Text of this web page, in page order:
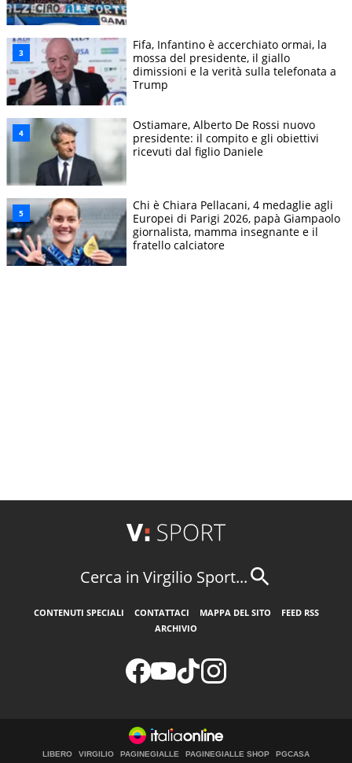
Fifa, Infantino è accerchiato ormai, la
mossa del presidente, il giallo
dimissioni e la verità sulla telefonata a
Trump
Ostiamare, Alberto De Rossi nuovo
presidente: il compito e gli obiettivi
ricevuti dal figlio Daniele
Chi è Chiara Pellacani, 4 medaglie agli
Europei di Parigi 2026, papà Giampaolo
giornalista, mamma insegnante e il
fratello calciatore
Cerca in Virgilio Sport...
CONTENUTI SPECIALI CONTATTACI MAPPA DEL SITO
FEED RSS
ARCHIVIO
LIBERO VIRGILIO PAGINEGIALLE PAGINEGIALLE SHOP
PGCASA